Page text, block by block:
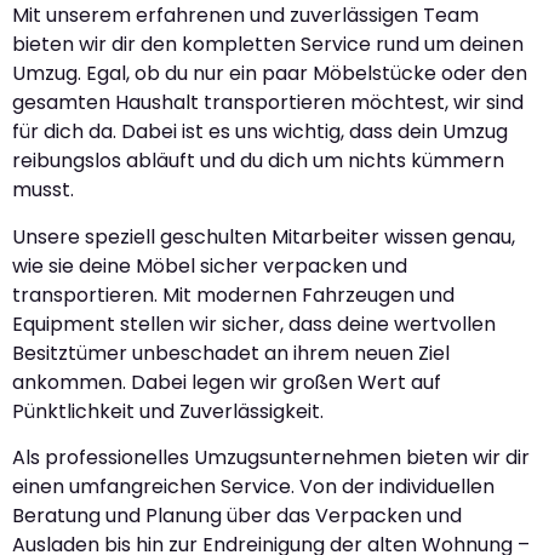
Mit unserem erfahrenen und zuverlässigen Team
bieten wir dir den kompletten Service rund um deinen
Umzug. Egal, ob du nur ein paar Möbelstücke oder den
gesamten Haushalt transportieren möchtest, wir sind
für dich da. Dabei ist es uns wichtig, dass dein Umzug
reibungslos abläuft und du dich um nichts kümmern
musst.
Unsere speziell geschulten Mitarbeiter wissen genau,
wie sie deine Möbel sicher verpacken und
transportieren. Mit modernen Fahrzeugen und
Equipment stellen wir sicher, dass deine wertvollen
Besitztümer unbeschadet an ihrem neuen Ziel
ankommen. Dabei legen wir großen Wert auf
Pünktlichkeit und Zuverlässigkeit.
Als professionelles Umzugsunternehmen bieten wir dir
einen umfangreichen Service. Von der individuellen
Beratung und Planung über das Verpacken und
Ausladen bis hin zur Endreinigung der alten Wohnung –